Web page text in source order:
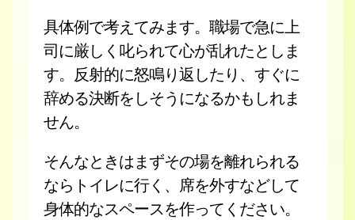
具体例で考えてみます。職場で急に上
司に厳しく叱られて心が乱れたとしま
す。反射的に怒鳴り返したり、すぐに
辞める決断をしそうになるかもしれま
せん。
そんなときはまずその場を離れられる
ならトイレに行く、席を外すなどして
身体的なスペースを作ってください。